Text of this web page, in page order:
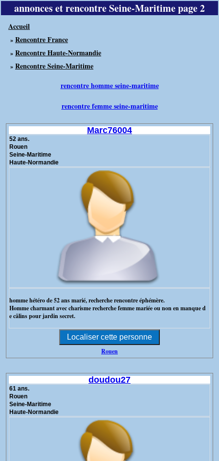
annonces et rencontre Seine-Maritime page 2
Accueil
» Rencontre France
» Rencontre Haute-Normandie
» Rencontre Seine-Maritime
rencontre homme seine-maritime
rencontre femme seine-maritime
Marc76004
52 ans.
Rouen
Seine-Maritime
Haute-Normandie
homme hétéro de 52 ans marié, recherche rencontre éphémère.
Homme charmant avec charisme recherche femme mariée ou non en manque d
e câlins pour jardin secret.
Rouen
doudou27
61 ans.
Rouen
Seine-Maritime
Haute-Normandie